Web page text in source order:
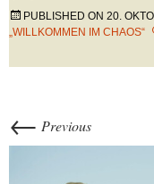
PUBLISHED ON 20.
„WILLKOMMEN IM CHAOS“
← Previous